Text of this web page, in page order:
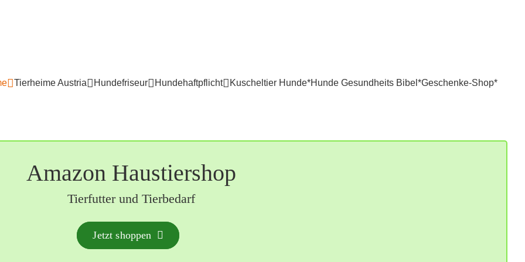
Tierheime Austria Hundefriseur Hundehaftpflicht Kuscheltier Hunde*Hunde Gesundheits Bibel*Geschenke-Shop*
Amazon Haustiershop
Tierfutter und Tierbedarf
Jetzt shoppen